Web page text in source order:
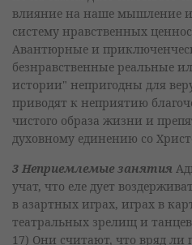
влияние на наше мышление
систему нравственных
Авантюрные и
безнравственные реальные
истории" непригодны для
приводят к неприятию
чистого образа жизни и
духовному единению со
3 Неприемлемые занятия
учат, что еле дует
в азартных играх, играх в
театральных зрелищ и
17) Они считают, что вряд ли